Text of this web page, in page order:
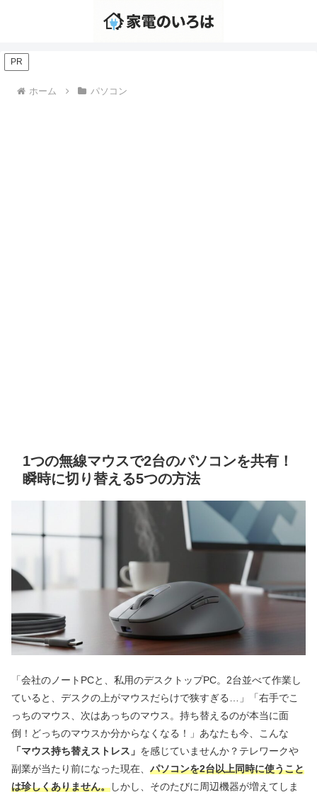
PR
ホーム パソコン
1つの無線マウスで2台のパソコンを共有！
瞬時に切り替える5つの方法
「会社のノートPCと、私用のデスクトップPC。2台並べて作業し
ていると、デスクの上がマウスだらけで狭すぎる…」「右手でこ
っちのマウス、次はあっちのマウス。持ち替えるのが本当に面
倒！どっちのマウスか分からなくなる！」あなたも今、こんな
「マウス持ち替えストレス」 を感じていませんか？テレワークや
副業が当たり前になった現在、 パソコンを2台以上同時に使うこと
は珍しくありません。しかし、そのたびに周辺機器が増えてしま